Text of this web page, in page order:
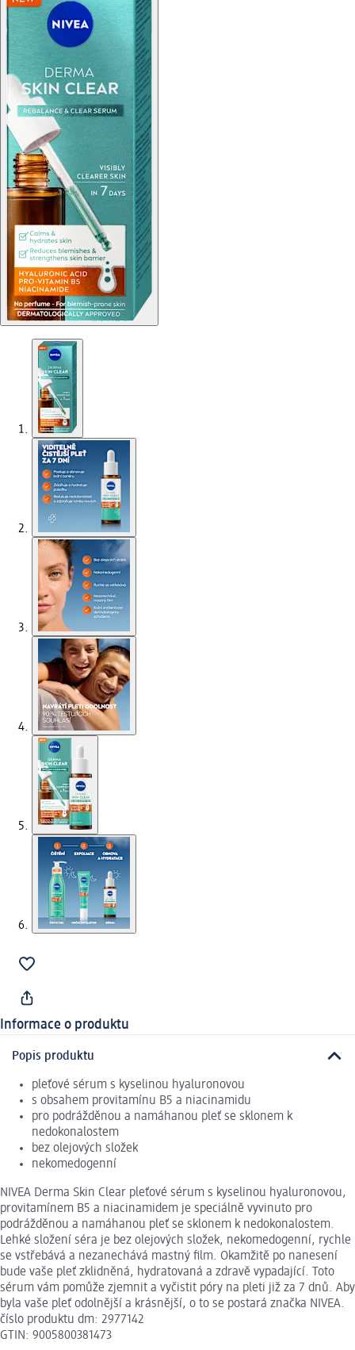
Informace o produktu
Popis produktu
pleťové sérum s kyselinou hyaluronovou
s obsahem provitamínu B5 a niacinamidu
pro podrážděnou a namáhanou pleť se sklonem k
nedokonalostem
bez olejových složek
nekomedogenní
NIVEA Derma Skin Clear pleťové sérum s kyselinou hyaluronovou,
provitamínem B5 a niacinamidem je speciálně vyvinuto pro
podrážděnou a namáhanou pleť se sklonem k nedokonalostem.
Lehké složení séra je bez olejových složek, nekomedogenní, rychle
se vstřebává a nezanechává mastný film. Okamžitě po nanesení
bude vaše pleť zklidněná, hydratovaná a zdravě vypadající. Toto
sérum vám pomůže zjemnit a vyčistit póry na pleti již za 7 dnů. Aby
byla vaše pleť odolnější a krásnější, o to se postará značka NIVEA.
číslo produktu dm: 2977142
GTIN: 9005800381473